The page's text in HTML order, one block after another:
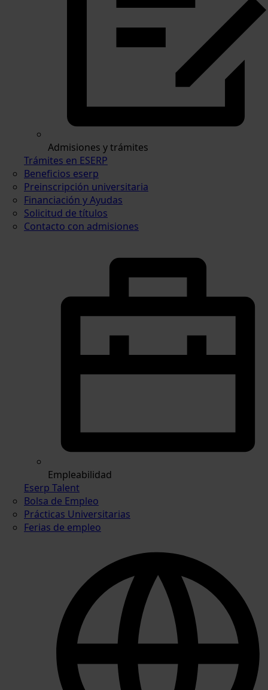
Admisiones y trámites
Trámites en ESERP
Beneficios eserp
Preinscripción universitaria
Financiación y Ayudas
Solicitud de títulos
Contacto con admisiones
Empleabilidad
Eserp Talent
Bolsa de Empleo
Prácticas Universitarias
Ferias de empleo